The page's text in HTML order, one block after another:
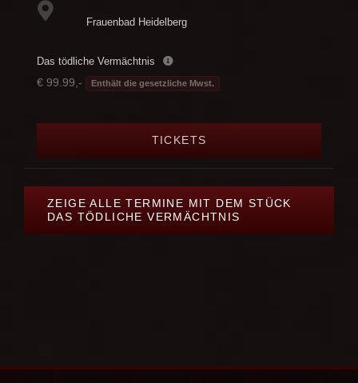
Frauenbad Heidelberg
Das tödliche Vermächtnis
€ 99.99,- Enthält die gesetzliche Mwst.
TICKETS
ZEIGE ALLE TERMINE MIT DEM STÜCK
DAS TÖDLICHE VERMÄCHTNIS